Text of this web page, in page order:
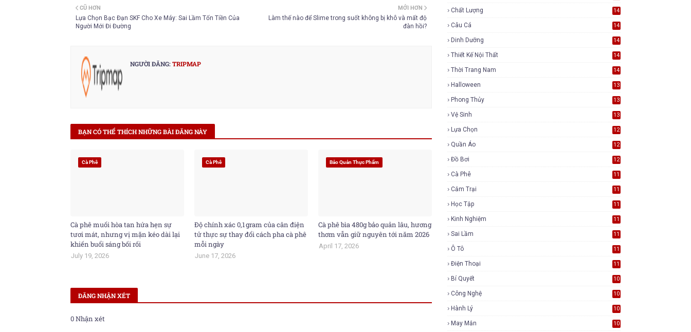
MỚI HƠN
Làm thế nào để Slime trong suốt không bị khô và mất độ
đàn hồi?
CŨ HƠN
Lựa Chọn Bạc Đạn SKF Cho Xe Máy: Sai Lầm Tốn Tiền Của
Người Mới Đi Đường
NGƯỜI ĐĂNG:TRIPMAP
BẠN CÓ THỂ THÍCH NHỮNG BÀI ĐĂNG NÀY
Cà Phê
Cà phê muối hòa tan hứa hẹn sự
tươi mát, nhưng vị mặn kéo dài lại
khiến buổi sáng bối rối
July 19, 2026
Cà Phê
Độ chính xác 0,1 gram của cân điện
tử thực sự thay đổi cách pha cà phê
mỗi ngày
June 17, 2026
Bảo Quản Thực Phẩm
Cà phê bìa 480g bảo quản lâu, hương
thơm vẫn giữ nguyên tới năm 2026
April 17, 2026
ĐĂNG NHẬN XÉT
0 Nhận xét
Chất Lượng 14
Câu Cá 14
Dinh Dưỡng 14
Thiết Kế Nội Thất 14
Thời Trang Nam 14
Halloween 13
Phong Thủy 13
Vệ Sinh 13
Lựa Chọn 12
Quần Áo 12
Đồ Bơi 12
Cà Phê 11
Cắm Trại 11
Học Tập 11
Kinh Nghiệm 11
Sai Lầm 11
Ô Tô 11
Điện Thoại 11
Bí Quyết 10
Công Nghệ 10
Hành Lý 10
May Mắn 10